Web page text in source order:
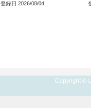
登録日 2026/08/04
Copyright ©